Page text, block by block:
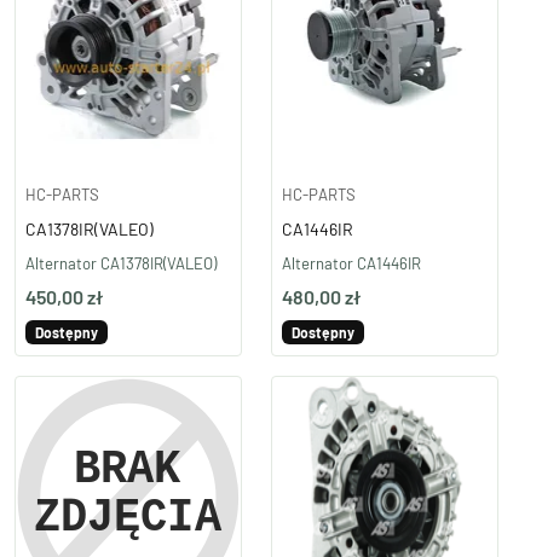
HC-PARTS
CA1378IR(VALEO)
Alternator CA1378IR(VALEO)
450,00 zł
Dostępny
HC-PARTS
CA1446IR
Alternator CA1446IR
480,00 zł
Dostępny